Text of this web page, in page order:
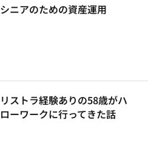
シニアのための資産運用
リストラ経験ありの58歳がハ
ローワークに行ってきた話